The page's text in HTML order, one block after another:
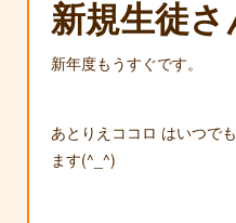
新規生徒
新年度もうすぐです。
あとりえココロ はいつで
ます(^_^)